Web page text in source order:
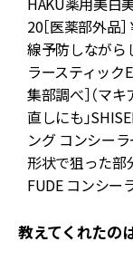
20［医薬部外品
線予防しながら
ラースティック
集部調べ］（マキ
直しにも」
ング コンシー
形状で狙った部
FUDE コンシー
教えてくれたの